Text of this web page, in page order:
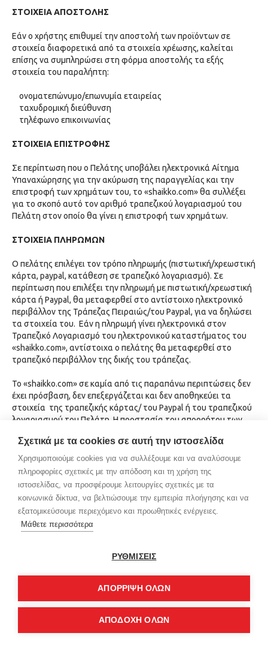
ΣΤΟΙΧΕΙΑ ΑΠΟΣΤΟΛΗΣ
Εάν ο χρήστης επιθυμεί την αποστολή των προϊόντων σε
στοιχεία διαφορετικά από τα στοιχεία χρέωσης, καλείται
επίσης να συμπληρώσει στη φόρμα αποστολής τα εξής
στοιχεία του παραλήπτη:
ονοματεπώνυμο/επωνυμία εταιρείας
ταχυδρομική διεύθυνση
τηλέφωνο επικοινωνίας
ΣΤΟΙΧΕΙΑ ΕΠΙΣΤΡΟΦΗΣ
Σε περίπτωση που ο Πελάτης υποβάλει ηλεκτρονικά Αίτημα
Υπαναχώρησης για την ακύρωση της παραγγελίας και την
επιστροφή των χρημάτων του, το «shaikko.com» θα συλλέξει
για το σκοπό αυτό τον αριθμό τραπεζικού λογαριασμού του
Πελάτη στον οποίο θα γίνει η επιστροφή των χρημάτων.
ΣΤΟΙΧΕΙΑ ΠΛΗΡΩΜΩΝ
Ο πελάτης επιλέγει τον τρόπο πληρωμής (πιστωτική/χρεωστική
κάρτα, paypal, κατάθεση σε τραπεζικό λογαριασμό). Σε
περίπτωση που επιλέξει την πληρωμή με πιστωτική/χρεωστική
κάρτα ή Paypal, θα μεταφερθεί στο αντίστοιχο ηλεκτρονικό
περιβάλλον της Τράπεζας Πειραιώς/του Paypal, για να δηλώσει
τα στοιχεία του. Εάν η πληρωμή γίνει ηλεκτρονικά στον
Τραπεζικό Λογαριασμό του ηλεκτρονικού καταστήματος του
«shaikko.com», αντίστοιχα ο πελάτης θα μεταφερθεί στο
τραπεζικό περιβάλλον της δικής του τράπεζας.
Το «shaikko.com» σε καμία από τις παραπάνω περιπτώσεις δεν
έχει πρόσβαση, δεν επεξεργάζεται και δεν αποθηκεύει τα
στοιχεία της τραπεζικής κάρτας/ του Paypal ή του τραπεζικού
λογαριασμού του Πελάτη. Η προστασία του απορρήτου των
αντίστοιχους όρους χρήσης και πολιτικής απορρήτου της
Τράπεζας/του Paypal αντίστοιχα.
Αποστολή newsletter
Σε περίπτωση που ο επισκέπτης/χρήστης επιθυμεί να λαμβάνει
ενημερώσεις για τα προϊόντα του ηλεκτρονικού μας
καταστήματος, καλείται να καταχωρήσει το e-mail του για να
πληροφορίες που συλλέγουμε
Για την Επικοινωνία μαζί σας και την εξυπηρέτηση της
παραγγελίας σας:
Σχετικά με τα cookies σε αυτή την ιστοσελίδα
Χρησιμοποιούμε cookies για να συλλέξουμε και να αναλύσουμε
πληροφορίες σχετικές με την απόδοση και τη χρήση της
ιστοσελίδας, να προσφέρουμε λειτουργίες σχετικές με τα
κοινωνικά δίκτυα, να βελτιώσουμε την εμπειρία πλοήγησης και να
εξατομικεύσουμε περιεχόμενο και προωθητικές ενέργειες.
Μάθετε περισσότερα
ΡΥΘΜΙΣΕΙΣ
ΑΠΌΡΡΙΨΗ ΌΛΩΝ
ΑΠΟΔΟΧΗ ΟΛΩΝ